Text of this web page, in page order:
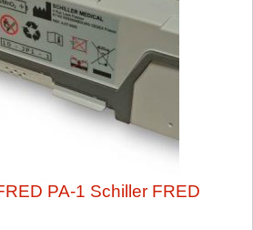
PA-1 Schiller FRED